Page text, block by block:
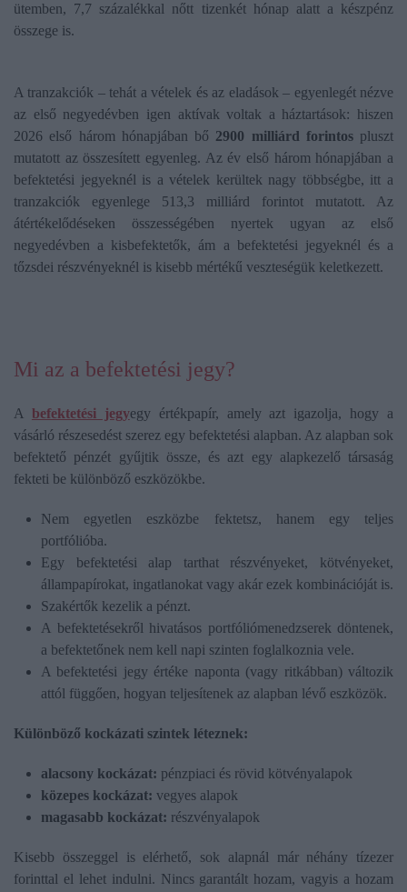
ütemben, 7,7 százalékkal nőtt tizenkét hónap alatt a készpénz
összege is.
A tranzakciók – tehát a vételek és az eladások – egyenlegét nézve
az első negyedévben igen aktívak voltak a háztartások: hiszen
2026 első három hónapjában bő 2900 milliárd forintospluszt
mutatott az összesített egyenleg. Az év első három hónapjában a
befektetési jegyeknél is a vételek kerültek nagy többségbe, itt a
tranzakciók egyenlege 513,3 milliárd forintot mutatott. Az
átértékelődéseken összességében nyertek ugyan az első
negyedévben a kisbefektetők, ám a befektetési jegyeknél és a
tőzsdei részvényeknél is kisebb mértékű veszteségük keletkezett.
Mi az a befektetési jegy?
A befektetési jegyegy értékpapír, amely azt igazolja, hogy a
vásárló részesedést szerez egy befektetési alapban. Az alapban sok
befektető pénzét gyűjtik össze, és azt egy alapkezelő társaság
fekteti be különböző eszközökbe.
Nem egyetlen eszközbe fektetsz, hanem egy teljes
portfólióba.
Egy befektetési alap tarthat részvényeket, kötvényeket,
állampapírokat, ingatlanokat vagy akár ezek kombinációját is.
Szakértők kezelik a pénzt.
A befektetésekről hivatásos portfóliómenedzserek döntenek,
a befektetőnek nem kell napi szinten foglalkoznia vele.
A befektetési jegy értéke naponta (vagy ritkábban) változik
attól függően, hogyan teljesítenek az alapban lévő eszközök.
Különböző kockázati szintek léteznek:
alacsony kockázat: pénzpiaci és rövid kötvényalapok
közepes kockázat: vegyes alapok
magasabb kockázat: részvényalapok
Kisebb összeggel is elérhető, sok alapnál már néhány tízezer
forinttal el lehet indulni. Nincs garantált hozam, vagyis a hozam